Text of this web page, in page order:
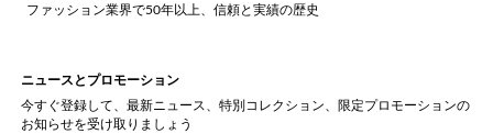
ファッション業界で50年以上、信頼と実績の歴史
ニュースとプロモーション
今すぐ登録して、最新ニュース、特別コレクション、限定プロモーションの
お知らせを受け取りましょう